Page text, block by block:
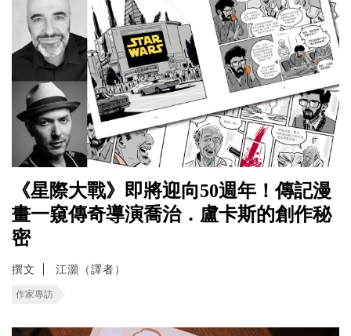
《星際大戰》即將迎向50週年！傳記漫
畫一窺傳奇導演喬治．盧卡斯的創作秘
密
撰文 江灝（譯者）
作家專訪